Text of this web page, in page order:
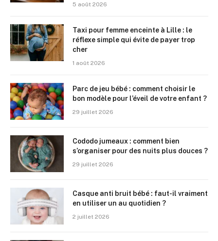
5 août 2026
Taxi pour femme enceinte à Lille : le
réflexe simple qui évite de payer trop
cher
1 août 2026
Parc de jeu bébé : comment choisir le
bon modèle pour l’éveil de votre enfant ?
29 juillet 2026
Cododo jumeaux : comment bien
s’organiser pour des nuits plus douces ?
29 juillet 2026
Casque anti bruit bébé : faut-il vraiment
en utiliser un au quotidien ?
2 juillet 2026